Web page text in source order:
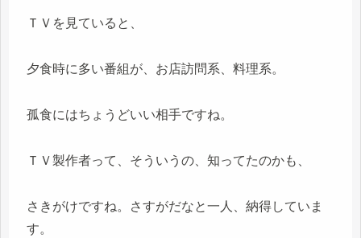
ＴＶを見ていると、
夕食時に多い番組が、お店訪問系、料理系。
孤食にはちょうどいい相手ですね。
ＴＶ製作者って、そういうの、知ってたのかも、
さきがけですね。さすがだなと一人、納得していま
す。